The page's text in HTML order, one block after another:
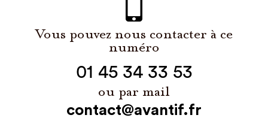
Vous pouvez nous contacter à ce
numéro
01 45 34 33 53
ou par mail
contact@avantif.fr